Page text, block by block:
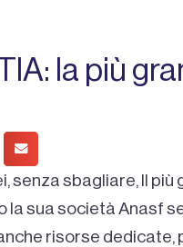
la più
senza sbagliare, Il
sua società Anasf
risorse dedicate,